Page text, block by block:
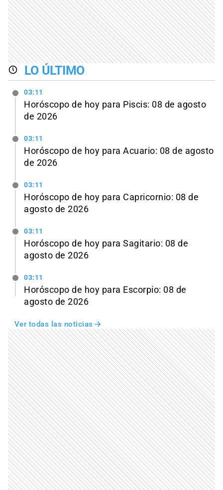
LO ÚLTIMO
03:11
Horóscopo de hoy para Piscis: 08 de agosto
de 2026
03:11
Horóscopo de hoy para Acuario: 08 de agosto
de 2026
03:11
Horóscopo de hoy para Capricornio: 08 de
agosto de 2026
03:11
Horóscopo de hoy para Sagitario: 08 de
agosto de 2026
03:11
Horóscopo de hoy para Escorpio: 08 de
agosto de 2026
Ver todas las noticias